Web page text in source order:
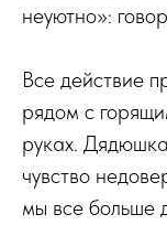
неуютно»:
Все действие
рядом с
руках.
чувство
мы все больше